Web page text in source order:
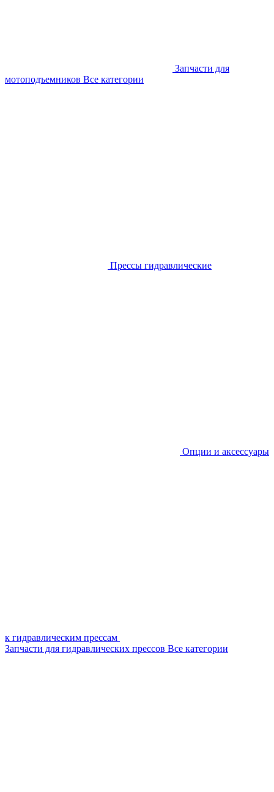
Запчасти для
мотоподъемников Все категории
Прессы гидравлические
Опции и аксессуары
к гидравлическим прессам
Запчасти для гидравлических прессов Все категории